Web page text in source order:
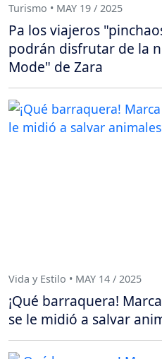
Turismo • MAY 19 / 2025
Pa los viajeros
podrán disfrutar de la
Mode" de Zara
Vida y Estilo • MAY 14 / 2025
¡Qué barraquera!
se le midió a salvar